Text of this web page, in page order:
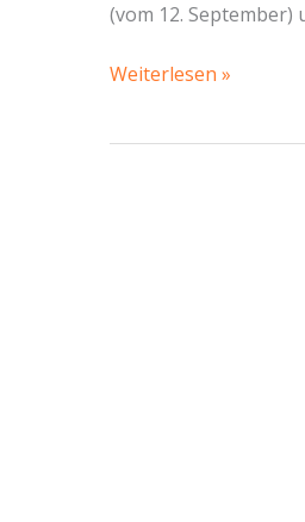
(vom 12. September)
Newbies
Weiterlesen »